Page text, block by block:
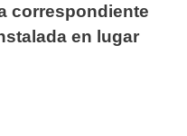
correspondiente
en lugar